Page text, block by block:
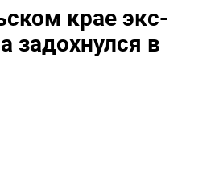
крае экс-
задохнулся в